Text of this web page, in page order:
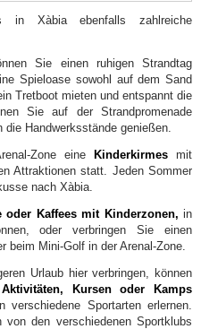
Xàbia ebenfalls zahlreiche
Sie einen ruhigen Strandtag
Spieloase sowohl auf dem Sand
Tretboot mieten und entspannt die
Sie auf der Strandpromenade
Handwerksstände genießen.
Zone eine Kinderkirmesmit
Attraktionen statt. Jeden Sommer
nach Xàbia.
oder Kaffees mit Kinderzonen, in
oder verbringen Sie einen
beim Mini-Golf in der Arenal-Zone.
Urlaub hier verbringen, können
Aktivitäten, Kursen oder Kamps
Sportarten erlernen.
den verschiedenen Sportklubs